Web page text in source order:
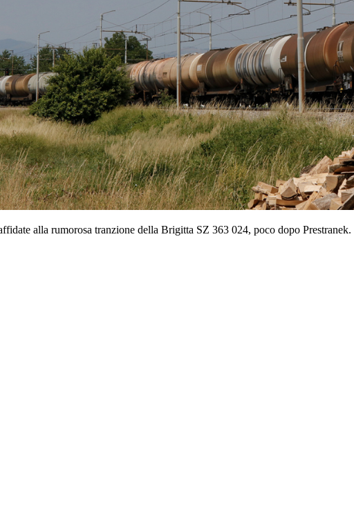
alla rumorosa tranzione della Brigitta SZ 363 024, poco dopo Prestranek.